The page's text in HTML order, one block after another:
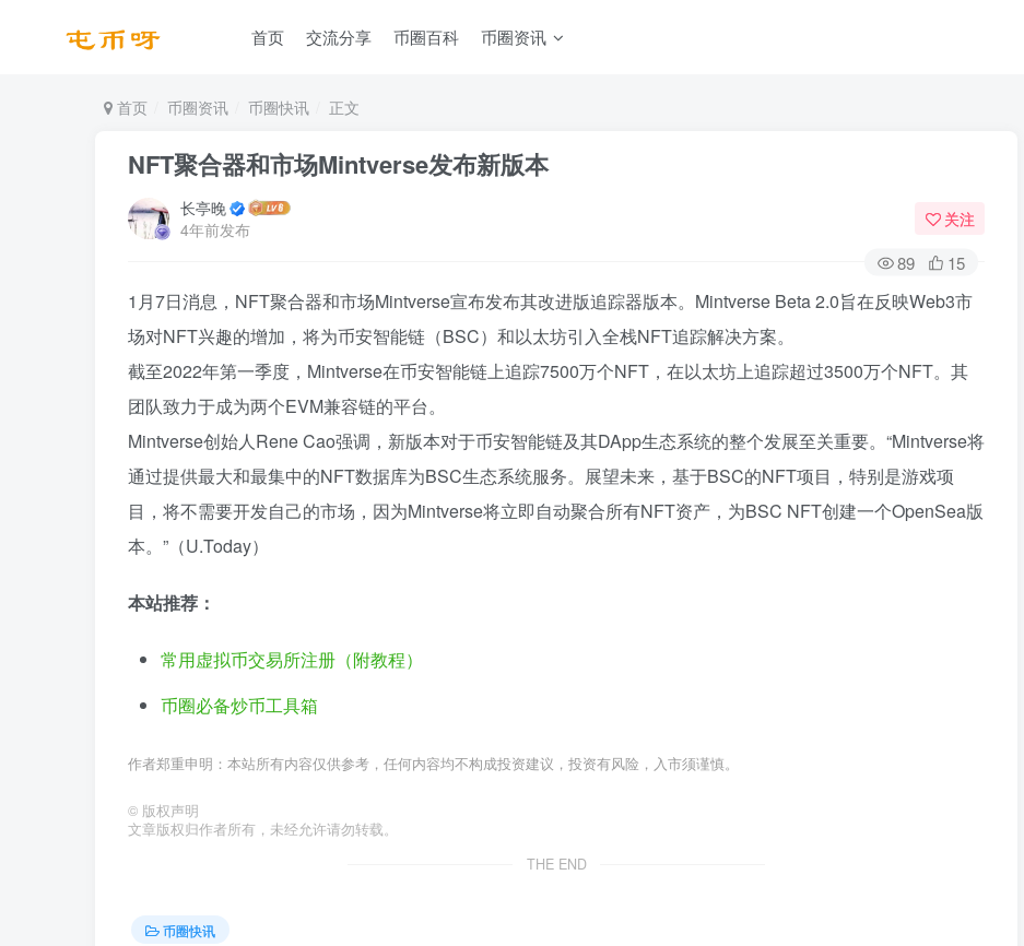
首页 交流分享 币圈百科 币圈资讯
首页 币圈资讯 币圈快讯 正文
NFT聚合器和市场Mintverse发布新版本
长亭晚
4年前发布
关注
89 15
1月7日消息，NFT聚合器和市场Mintverse宣布发布其改进版追踪器版本。Mintverse Beta 2.0旨在反映Web3市
场对NFT兴趣的增加，将为币安智能链（BSC）和以太坊引入全栈NFT追踪解决方案。
截至2022年第一季度，Mintverse在币安智能链上追踪7500万个NFT，在以太坊上追踪超过3500万个NFT。其
团队致力于成为两个EVM兼容链的平台。
Mintverse创始人Rene Cao强调，新版本对于币安智能链及其DApp生态系统的整个发展至关重要。“Mintverse将
通过提供最大和最集中的NFT数据库为BSC生态系统服务。展望未来，基于BSC的NFT项目，特别是游戏项
目，将不需要开发自己的市场，因为Mintverse将立即自动聚合所有NFT资产，为BSC NFT创建一个OpenSea版
本。”（U.Today）
本站推荐：
常用虚拟币交易所注册（附教程）
币圈必备炒币工具箱
作者郑重申明：本站所有内容仅供参考，任何内容均不构成投资建议，投资有风险，入市须谨慎。
© 版权声明
文章版权归作者所有，未经允许请勿转载。
THE END
币圈快讯